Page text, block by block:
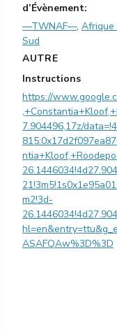
d’Évènement:
—TWNAF—, Afrique
Sud
AUTRE
Instructions
https://
7.904496,17z/
m2!3d-
ASAFQAw%3D%3D